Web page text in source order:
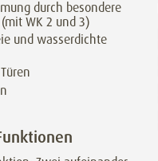
durch besondere
WK 2 und 3)
und wasserdichte